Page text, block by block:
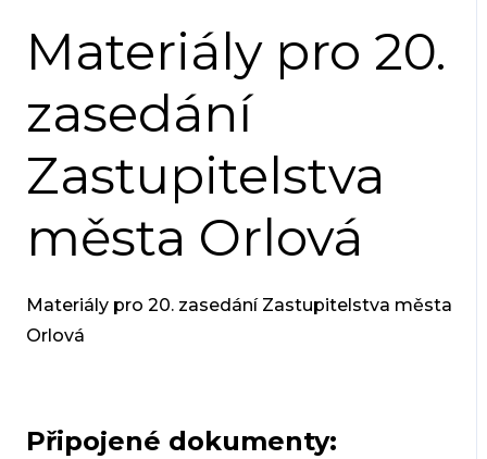
Materiály pro 20.
zasedání
Zastupitelstva
města Orlová
Materiály pro 20. zasedání Zastupitelstva města
Orlová
Připojené dokumenty: